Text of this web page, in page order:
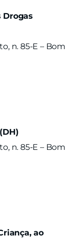
Drogas
n. 85-E – Bom
n. 85-E – Bom
ao